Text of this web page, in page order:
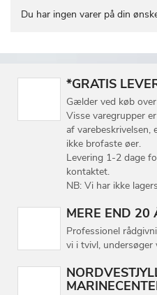
Du har ingen varer på din
*GRATIS
Gælder ved køb
Visse varegrupper
af varebeskrivelsen,
ikke brofaste øer.
Levering 1-2 dage
kontaktet.
NB: Vi har ikke
MERE END 20
Professionel
vi i tvivl, undersøger